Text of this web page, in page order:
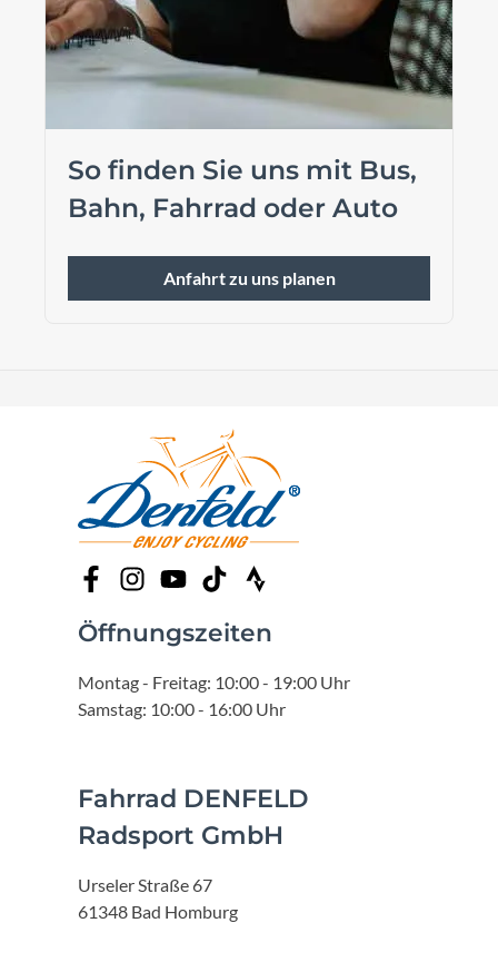
So finden Sie uns mit Bus,
Bahn, Fahrrad oder Auto
Anfahrt zu uns planen
Öffnungszeiten
Montag - Freitag: 10:00 - 19:00 Uhr
Samstag: 10:00 - 16:00 Uhr
Fahrrad DENFELD
Radsport GmbH
Urseler Straße 67
61348 Bad Homburg